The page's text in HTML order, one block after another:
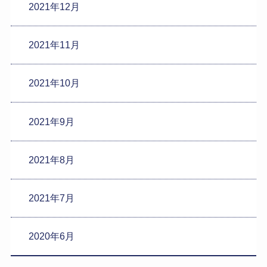
2021年12月
2021年11月
2021年10月
2021年9月
2021年8月
2021年7月
2020年6月